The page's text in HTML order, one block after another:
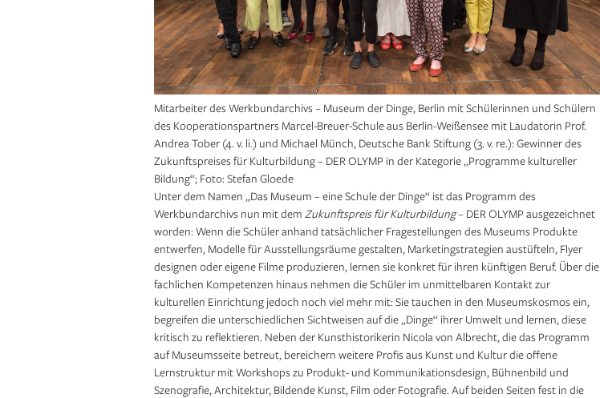
Mitarbeiter des Werkbundarchivs – Museum der Dinge, Berlin mit Schülerinnen und Schülern
des Kooperationspartners Marcel-Breuer-Schule aus Berlin-Weißensee mit Laudatorin Prof.
Andrea Tober (4. v. li.) und Michael Münch, Deutsche Bank Stiftung (3. v. re.): Gewinner des
Zukunftspreises für Kulturbildung – DER OLYMP in der Kategorie „Programme kultureller
Bildung“; Foto: Stefan Gloede
Unter dem Namen „Das Museum – eine Schule der Dinge“ ist das Programm des
Werkbundarchivs nun mit dem Zukunftspreis für Kulturbildung– DER OLYMP ausgezeichnet
worden: Wenn die Schüler anhand tatsächlicher Fragestellungen des Museums Produkte
entwerfen, Modelle für Ausstellungsräume gestalten, Marketingstrategien austüfteln, Flyer
designen oder eigene Filme produzieren, lernen sie konkret für ihren künftigen Beruf. Über die
fachlichen Kompetenzen hinaus nehmen die Schüler im unmittelbaren Kontakt zur
kulturellen Einrichtung jedoch noch viel mehr mit: Sie tauchen in den Museumskosmos ein,
begreifen die unterschiedlichen Sichtweisen auf die „Dinge“ ihrer Umwelt und lernen, diese
kritisch zu reflektieren. Neben der Kunsthistorikerin Nicola von Albrecht, die das Programm
auf Museumsseite betreut, bereichern weitere Profis aus Kunst und Kultur die offene
Lernstruktur mit Workshops zu Produkt- und Kommunikationsdesign, Bühnenbild und
Szenografie, Architektur, Bildende Kunst, Film oder Fotografie. Auf beiden Seiten fest in die